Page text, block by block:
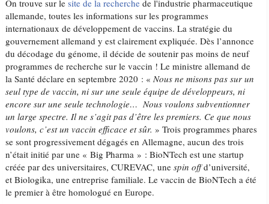
On trouve sur lesite de la recherche de l'industrie pharmaceutique
allemande, toutes les informations sur les programmes
internationaux de développement de vaccins. La stratégie du
gouvernement allemand y est clairement expliquée. Dès l’annonce
du décodage du génome, il décide de soutenir pas moins de neuf
programmes de recherche sur le vaccin ! Le ministre allemand de
la Santé déclare en septembre 2020 : «Nous ne misons pas sur un
seul type de vaccin, ni sur une seule équipe de développeurs, ni
encore sur une seule technologie… Nous voulons subventionner
un large spectre. Il ne s’agit pas d’être les premiers. Ce que nous
voulons, c’est un vaccin efficace et sûr. » Trois programmes phares
se sont progressivement dégagés en Allemagne, aucun des trois
n’était initié par une « Big Pharma » : BioNTech est une startup
créée par des universitaires, CUREVAC, unespin offd’université,
et Biologika, une entreprise familiale. Le vaccin de BioNTech a été
le premier à être homologué en Europe.